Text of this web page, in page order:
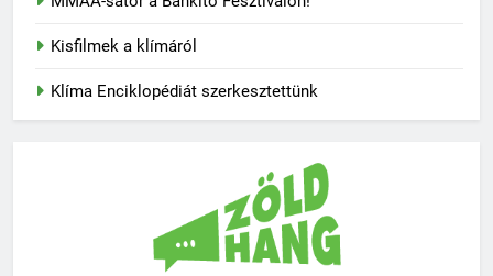
Kisfilmek a klímáról
Klíma Enciklopédiát szerkesztettünk